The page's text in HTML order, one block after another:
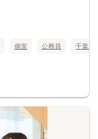
個室 公務員 千葉県